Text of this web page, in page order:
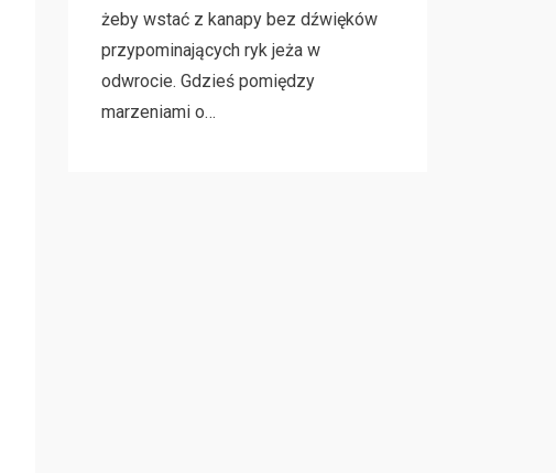
żeby wstać z kanapy bez dźwięków
przypominających ryk jeża w
odwrocie. Gdzieś pomiędzy
marzeniami o…